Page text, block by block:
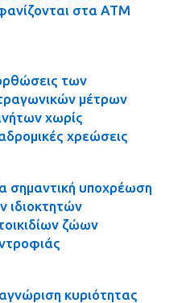
στα ΑΤΜ
των
μέτρων
χωρίς
χρεώσεις
σημαντική υποχρέωση
ιδιοκτητών
ζώων
κυριότητας